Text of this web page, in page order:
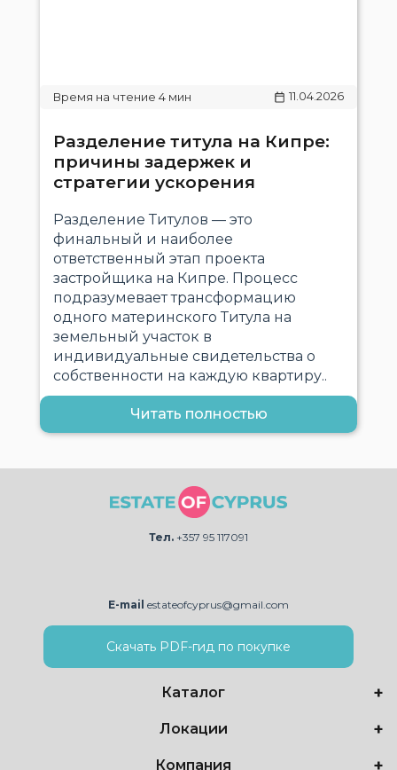
11.04.2026
Разделение титула на Кипре:
причины задержек и
стратегии ускорения
Разделение Титулов — это
финальный и наиболее
ответственный этап проекта
застройщика на Кипре. Процесс
подразумевает трансформацию
одного материнского Титула на
земельный участок в
индивидуальные свидетельства о
собственности на каждую квартиру..
Читать полностью
Тел. +357 95 117091
E-mail estateofcyprus@gmail.com
Скачать PDF-гид по покупке
Каталог
Локации
Компания